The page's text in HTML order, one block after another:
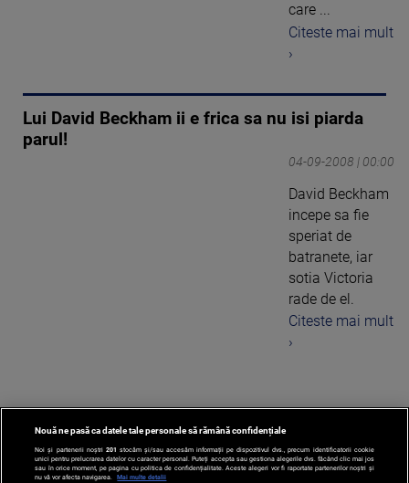
care ...
Citeste mai mult
›
Lui David Beckham ii e frica sa nu isi piarda
parul!
04-09-2008 | 00:00
David Beckham
incepe sa fie
speriat de
batranete, iar
sotia Victoria
rade de el.
Citeste mai mult
›
‹ 1 ... 10
Nouă ne pasă ca datele tale personale să rămână confidențiale
Noi și partenerii noștri 201 stocăm și/sau accesăm informații pe dispozitivul dvs., precum identificatorii cookie
unici pentru prelucrarea datelor cu caracter personal. Puteți accepta sau gestiona alegerile dvs. făcând clic mai jos
sau în orice moment, pe pagina cu politica de confidențialitate. Aceste alegeri vor fi raportate partenerilor noștri și
nu vă vor afecta navigarea.
Mai multe detalii